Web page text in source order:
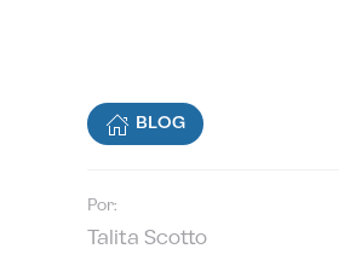
BLOG
Por:
Talita Scotto